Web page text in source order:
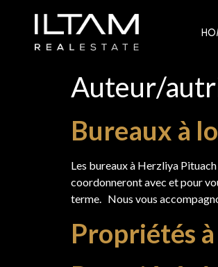
Auteur/
Bureaux à
Les bureaux à Herzliya
coordonneront avec et pour
terme. Nous vous
Propriétés